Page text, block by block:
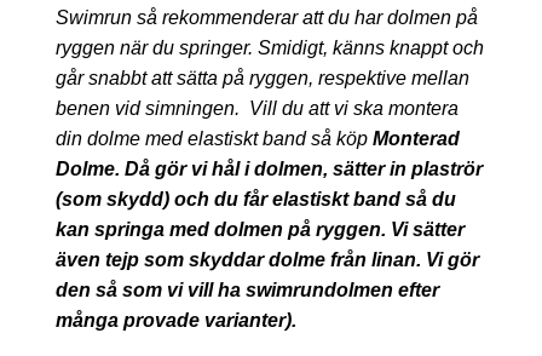
Swimrun så rekommenderar att du har dolmen på
ryggen när du springer. Smidigt, känns knappt och
går snabbt att sätta på ryggen, respektive mellan
benen vid simningen. Vill du att vi ska montera
din dolme med elastiskt band så köp Monterad
Dolme. Då gör vi hål i dolmen, sätter in plaströr
(som skydd) och du får elastiskt band så du
kan springa med dolmen på ryggen. Vi sätter
även tejp som skyddar dolme från linan. Vi gör
den så som vi vill ha swimrundolmen efter
många provade varianter).